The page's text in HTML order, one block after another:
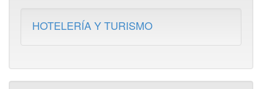
HOTELERÍA Y TURISMO